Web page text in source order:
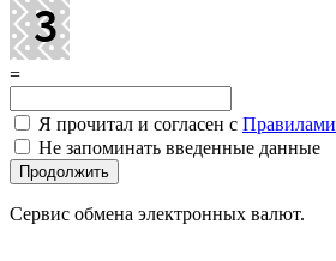
=
Я прочитал и согласен с Правилами
Не запоминать введенные данные
Сервис обмена электронных валют.